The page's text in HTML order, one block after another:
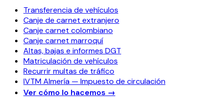
Transferencia de vehículos
Canje de carnet extranjero
Canje carnet colombiano
Canje carnet marroquí
Altas, bajas e informes DGT
Matriculación de vehículos
Recurrir multas de tráfico
IVTM Almería — Impuesto de circulación
Ver cómo lo hacemos →